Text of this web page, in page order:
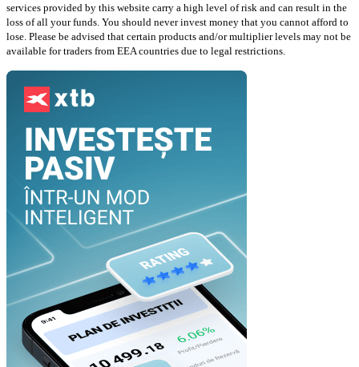
services provided by this website carry a high level of risk and can result in the
loss of all your funds. You should never invest money that you cannot afford to
lose. Please be advised that certain products and/or multiplier levels may not be
available for traders from EEA countries due to legal restrictions.